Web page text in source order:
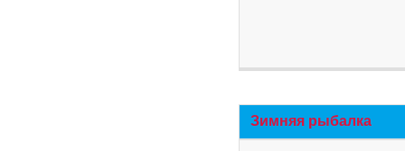
Зимняя рыбалка